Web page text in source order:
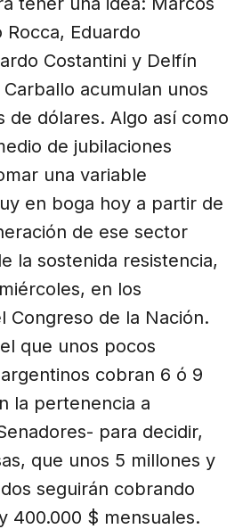
Rocca, Eduardo
Costantini y Delfín
acumulan unos
de dólares. Algo así como
de jubilaciones
una variable
en boga hoy a partir de
de ese sector
la sostenida resistencia,
en los
Congreso de la Nación.
que unos pocos
cobran 6 ó 9
la pertenencia a
para decidir,
que unos 5 millones y
seguirán cobrando
400.000 $ mensuales.